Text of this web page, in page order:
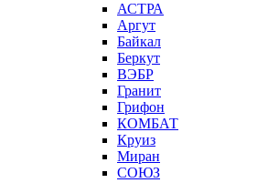
АСТРА
Аргут
Байкал
Беркут
ВЭБР
Гранит
Грифон
КОМБАТ
Круиз
Миран
СОЮЗ